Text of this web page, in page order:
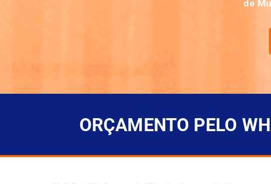
de
ORÇAMENTO PELO